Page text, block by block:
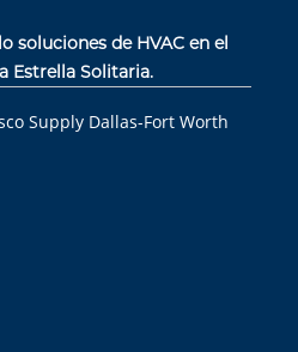
soluciones de HVAC en el
Estrella Solitaria.
Supply Dallas-Fort Worth